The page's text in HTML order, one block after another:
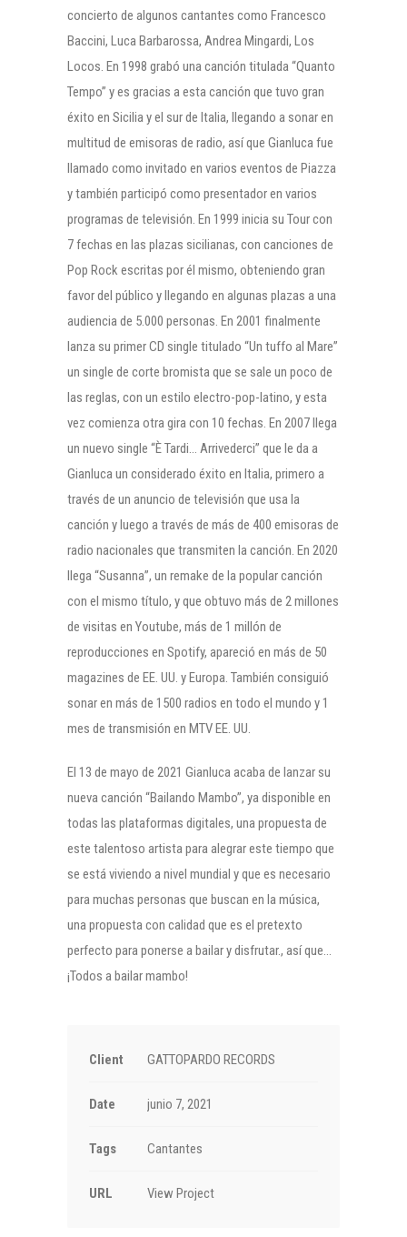
concierto de algunos cantantes como Francesco
Baccini, Luca Barbarossa, Andrea Mingardi, Los
Locos. En 1998 grabó una canción titulada “Quanto
Tempo” y es gracias a esta canción que tuvo gran
éxito en Sicilia y el sur de Italia, llegando a sonar en
multitud de emisoras de radio, así que Gianluca fue
llamado como invitado en varios eventos de Piazza
y también participó como presentador en varios
programas de televisión. En 1999 inicia su Tour con
7 fechas en las plazas sicilianas, con canciones de
Pop Rock escritas por él mismo, obteniendo gran
favor del público y llegando en algunas plazas a una
audiencia de 5.000 personas. En 2001 finalmente
lanza su primer CD single titulado “Un tuffo al Mare”
un single de corte bromista que se sale un poco de
las reglas, con un estilo electro-pop-latino, y esta
vez comienza otra gira con 10 fechas. En 2007 llega
un nuevo single “È Tardi… Arrivederci” que le da a
Gianluca un considerado éxito en Italia, primero a
través de un anuncio de televisión que usa la
canción y luego a través de más de 400 emisoras de
radio nacionales que transmiten la canción. En 2020
llega “Susanna”, un remake de la popular canción
con el mismo título, y que obtuvo más de 2 millones
de visitas en Youtube, más de 1 millón de
reproducciones en Spotify, apareció en más de 50
magazines de EE. UU. y Europa. También consiguió
sonar en más de 1500 radios en todo el mundo y 1
mes de transmisión en MTV EE. UU.
El 13 de mayo de 2021 Gianluca acaba de lanzar su
nueva canción “Bailando Mambo”, ya disponible en
todas las plataformas digitales, una propuesta de
este talentoso artista para alegrar este tiempo que
se está viviendo a nivel mundial y que es necesario
para muchas personas que buscan en la música,
una propuesta con calidad que es el pretexto
perfecto para ponerse a bailar y disfrutar., así que…
¡Todos a bailar mambo!
Client GATTOPARDO RECORDS
Date junio 7, 2021
Tags Cantantes
URL View Project